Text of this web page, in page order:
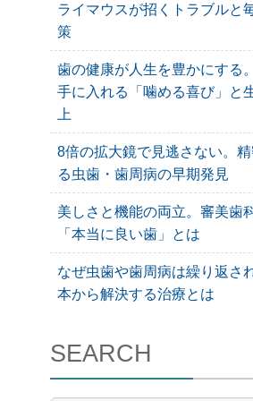
ライマウスが招くトラブルと
策
歯の健康が人生を豊かにする
手に入れる「噛める喜び」と
上
8倍の拡大鏡で見逃さない。
る虫歯・歯周病の早期発見
美しさと機能の両立。審美歯
「本当に良い歯」とは
なぜ虫歯や歯周病は繰り返さ
本から解決する治療とは
SEARCH